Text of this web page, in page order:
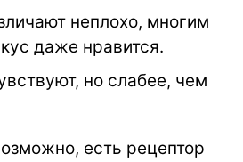
неплохо, многим
даже нравится.
но слабее, чем
есть рецептор